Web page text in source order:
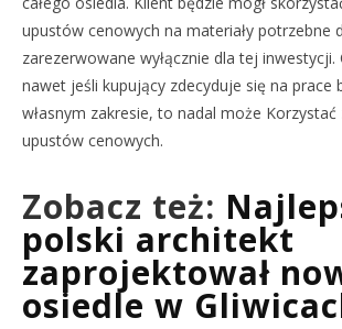
upustów cenowych na materiały potrzebne
zarezerwowane wyłącznie dla tej inwestycji.
nawet jeśli kupujący zdecyduje się na prace
własnym zakresie, to nadal może Korzystać
upustów cenowych.
Zobacz też:
polski architekt
zaprojektował
osiedle w